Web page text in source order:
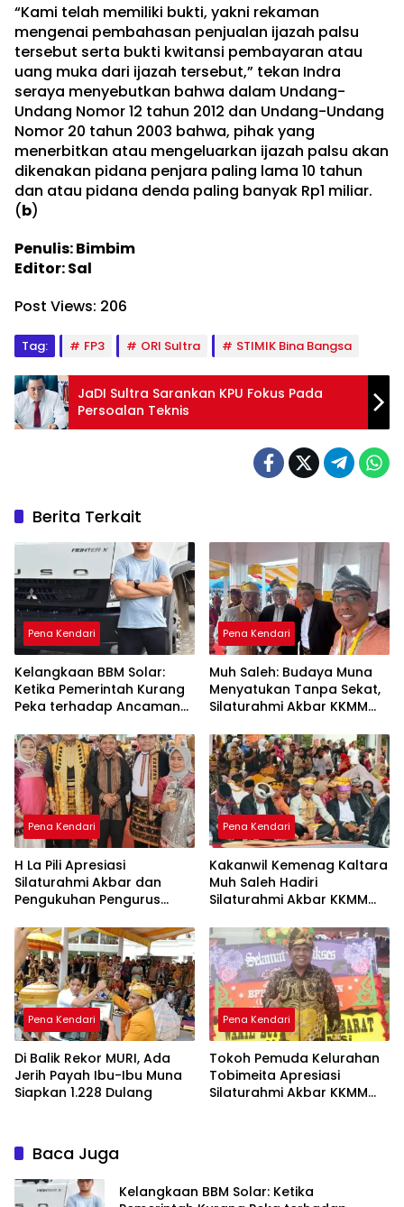
“Kami telah memiliki bukti, yakni rekaman
mengenai pembahasan penjualan ijazah palsu
tersebut serta bukti kwitansi pembayaran atau
uang muka dari ijazah tersebut,” tekan Indra
seraya menyebutkan bahwa dalam Undang-
Undang Nomor 12 tahun 2012 dan Undang-Undang
Nomor 20 tahun 2003 bahwa, pihak yang
menerbitkan atau mengeluarkan ijazah palsu akan
dikenakan pidana penjara paling lama 10 tahun
dan atau pidana denda paling banyak Rp1 miliar.
(b)
Penulis: Bimbim
Editor: Sal
Post Views: 206
Tag: FP3 ORI Sultra STIMIK Bina Bangsa
JaDI Sultra Sarankan KPU Fokus Pada
Persoalan Teknis
Berita Terkait
Pena Kendari
Kelangkaan BBM Solar:
Ketika Pemerintah Kurang
Peka terhadap Ancaman
Pena Kendari
Muh Saleh: Budaya Muna
Menyatukan Tanpa Sekat,
Silaturahmi Akbar KKMM
Persaudaraan
Pena Kendari
H La Pili Apresiasi
Silaturahmi Akbar dan
Pengukuhan Pengurus
Pena Kendari
Kakanwil Kemenag Kaltara
Muh Saleh Hadiri
Silaturahmi Akbar KKMM
Pena Kendari
Di Balik Rekor MURI, Ada
Jerih Payah Ibu-Ibu Muna
Siapkan 1.228 Dulang
Pena Kendari
Tokoh Pemuda Kelurahan
Tobimeita Apresiasi
Silaturahmi Akbar KKMM
Baca Juga
Kelangkaan BBM Solar: Ketika